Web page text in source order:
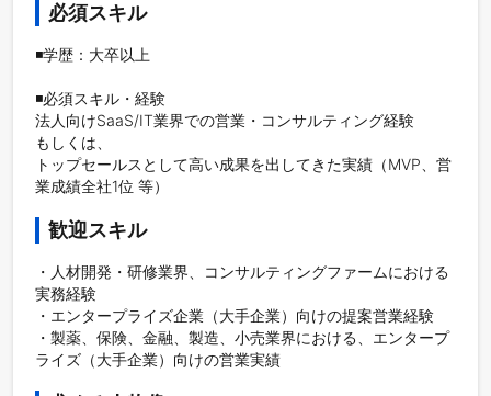
必須スキル
◾️学歴：大卒以上
◾️必須スキル・経験
法人向けSaaS/IT業界での営業・コンサルティング経験
もしくは、
トップセールスとして高い成果を出してきた実績（MVP、営
業成績全社1位 等）
歓迎スキル
・人材開発・研修業界、コンサルティングファームにおける
実務経験
・エンタープライズ企業（大手企業）向けの提案営業経験
・製薬、保険、金融、製造、小売業界における、エンタープ